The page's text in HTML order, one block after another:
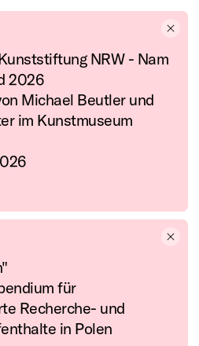
NRW - Nam
2026
Michael Beutler und
im Kunstmuseum
für
Recherche- und
in Polen